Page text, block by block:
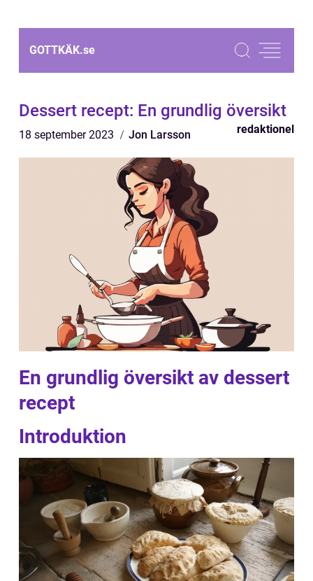
GOTTKÄK.se
Dessert recept: En grundlig översikt
18 september 2023 Jon Larsson redaktionel
En grundlig översikt av dessert
recept
Introduktion